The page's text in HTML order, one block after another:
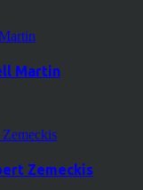
Martin
Zemeckis